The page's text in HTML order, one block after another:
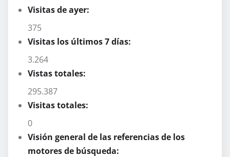
Visitas de ayer:
375
Visitas los últimos 7 días:
3.264
Vistas totales:
295.387
Visitas totales:
0
Visión general de las referencias de los
motores de búsqueda: